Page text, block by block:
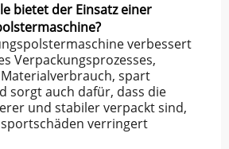
bietet der Einsatz einer
verbessert
Verpackungsprozesses,
spart
sorgt auch dafür, dass die
und stabiler verpackt sind,
verringert